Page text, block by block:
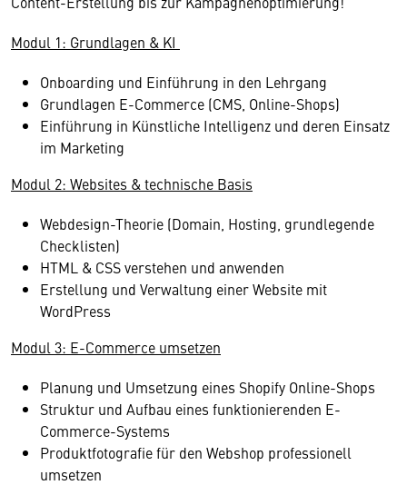
Modul 1: Grundlagen & KI
Onboarding und Einführung in den Lehrgang
Grundlagen E-Commerce (CMS, Online-Shops)
Einführung in Künstliche Intelligenz und deren Einsatz
im Marketing
Modul 2: Websites & technische Basis
Webdesign-Theorie (Domain, Hosting, grundlegende
Checklisten)
HTML & CSS verstehen und anwenden
Erstellung und Verwaltung einer Website mit
WordPress
Modul 3: E-Commerce umsetzen
Planung und Umsetzung eines Shopify Online-Shops
Struktur und Aufbau eines funktionierenden E-
Commerce-Systems
Produktfotografie für den Webshop professionell
umsetzen